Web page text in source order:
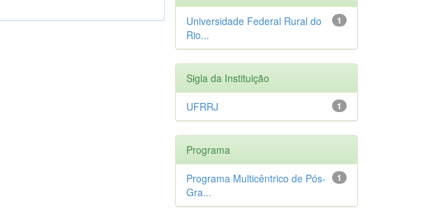
1
Universidade Federal Rural do
Rio...
Sigla da Instituição
1
UFRRJ
Programa
1
Programa Multicêntrico de Pós-
Gra...